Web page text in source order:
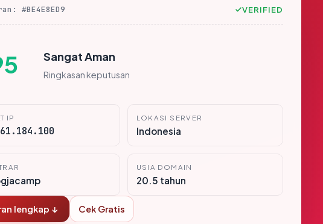
#BE4E8ED9 VERIFIED
Sangat Aman
Ringkasan keputusan
IP LOKASI SERVER
Indonesia
USIA DOMAIN
20.5 tahun
lengkap ↓ Cek Gratis